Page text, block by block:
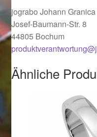
Ostergeschenke finden
Ostergeschenke finden
Ostergeschenke finden
jograbo Johann Granica
Josef-Baumann-Str. 8
44805 Bochum
Ähnliche